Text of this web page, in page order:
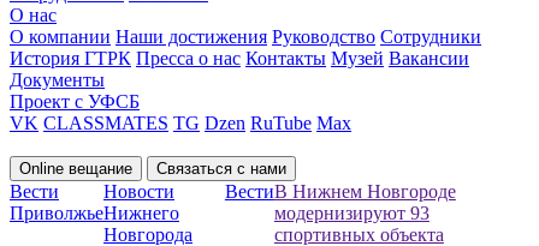
О нас
О компании Наши достижения Руководство Сотрудники
История ГТРК Пресса о нас Контакты Музей Вакансии
Документы
Проект с УФСБ
VK CLASSMATES TG Dzen RuTube Max
Online вещание Связаться с нами
Вести
Приволжье
Новости
Нижнего
Новгорода
ВестиВ Нижнем Новгороде
модернизируют 93
спортивных объекта